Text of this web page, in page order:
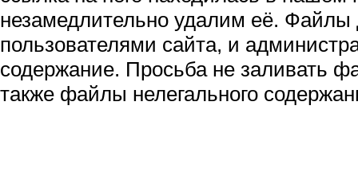
незамедлительно удалим её.
пользователями сайта, и
содержание. Просьба не заливать
также файлы нелегального